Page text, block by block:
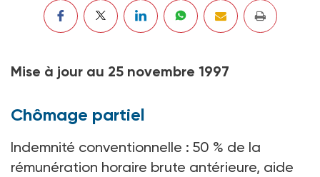
Mise à jour au 25 novembre 1997
Chômage partiel
Indemnité conventionnelle : 50 % de la
rémunération horaire brute antérieure, aide